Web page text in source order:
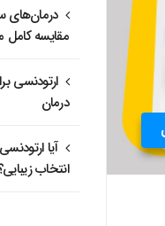
درمان‌های
مقایسه کامل
ارتودنسی
درمان
آیا
انتخاب